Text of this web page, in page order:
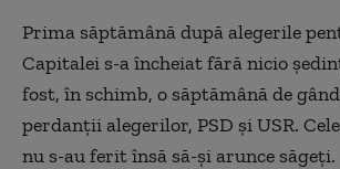
Prima săptămână după alegerile
Capitalei s-a încheiat fără nicio
fost, în schimb, o săptămână de
perdanții alegerilor, PSD și USR.
nu s-au ferit însă să-și arunce săgeți.